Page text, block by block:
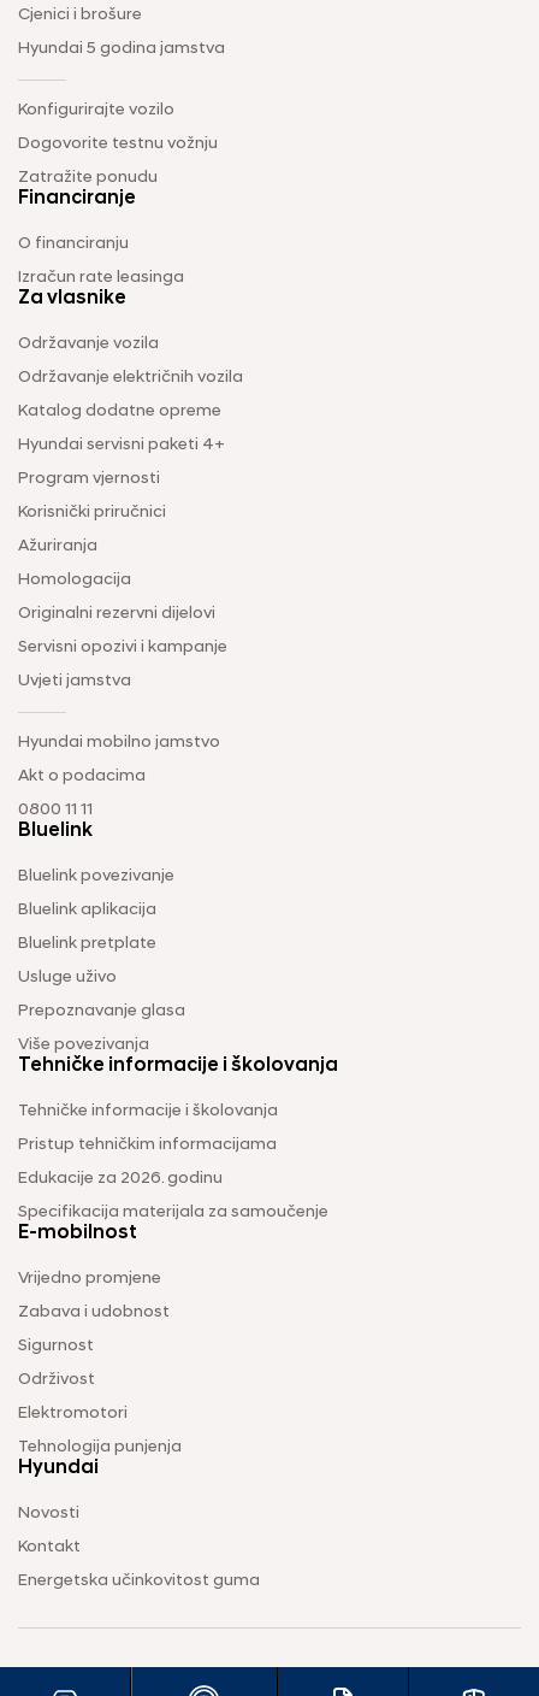
Cjenici i brošure
Hyundai 5 godina jamstva
Konfigurirajte vozilo
Dogovorite testnu vožnju
Zatražite ponudu
Financiranje
O financiranju
Izračun rate leasinga
Za vlasnike
Održavanje vozila
Održavanje električnih vozila
Katalog dodatne opreme
Hyundai servisni paketi 4+
Program vjernosti
Korisnički priručnici
Ažuriranja
Homologacija
Originalni rezervni dijelovi
Servisni opozivi i kampanje
Uvjeti jamstva
Hyundai mobilno jamstvo
Akt o podacima
0800 11 11
Bluelink
Bluelink povezivanje
Bluelink aplikacija
Bluelink pretplate
Usluge uživo
Prepoznavanje glasa
Više povezivanja
Tehničke informacije i školovanja
Tehničke informacije i školovanja
Pristup tehničkim informacijama
Edukacije za 2026. godinu
Specifikacija materijala za samoučenje
E-mobilnost
Vrijedno promjene
Zabava i udobnost
Sigurnost
Održivost
Elektromotori
Tehnologija punjenja
Hyundai
Novosti
Kontakt
Energetska učinkovitost guma
2026 © OMEGA AUTO d.o.o. Sva prava pridržana